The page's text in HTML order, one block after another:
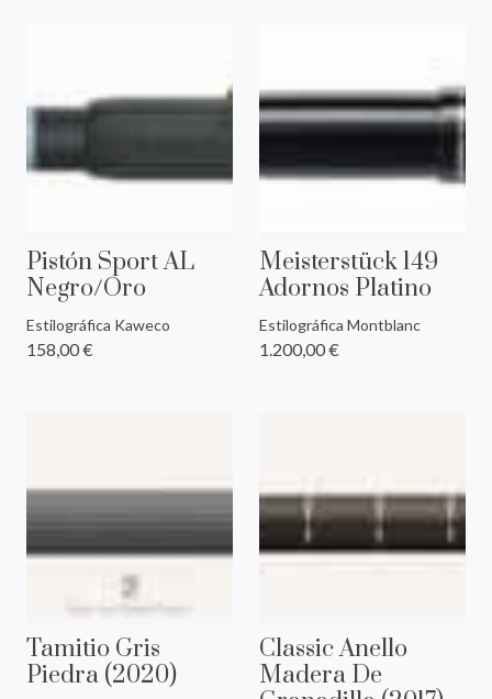
Pistón Sport AL
Negro/Oro
Estilográfica Kaweco
158,00 €
Meisterstück 149
Adornos Platino
Estilográfica Montblanc
1.200,00 €
Tamitio Gris
Piedra (2020)
Classic Anello
Madera De